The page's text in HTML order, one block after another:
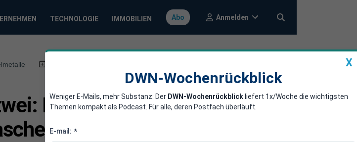
TECHNOLOGIE IMMOBILIEN Abo Anmelden
Putin wird ein
akzeptieren
X
DWN-Wochenrückblick
Weniger E-Mails, mehr Substanz: Der DWN-Wochenrückblick liefert 1x/Woche die wichtigsten
Themen kompakt als Podcast. Für alle, deren Postfach überläuft.
E-mail: *